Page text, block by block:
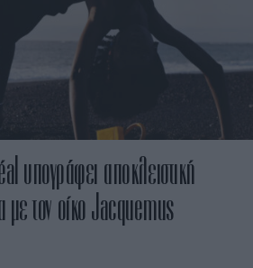
υπογράφει αποκλειστική
με τον οίκο Jacquemus